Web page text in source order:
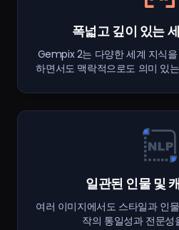
폭넓고 깊이 있는
Gempix 2는 다양한 세계 지식
하면서도 맥락적으로도 의미 있
일관된 인물 및
여러 이미지에서도 스타일과 인
작의 통일성과 전문성